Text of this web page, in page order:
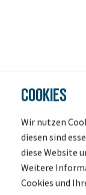
COOKIES
Wir nutzen
diesen sind
diese Website
Weitere
Cookies und